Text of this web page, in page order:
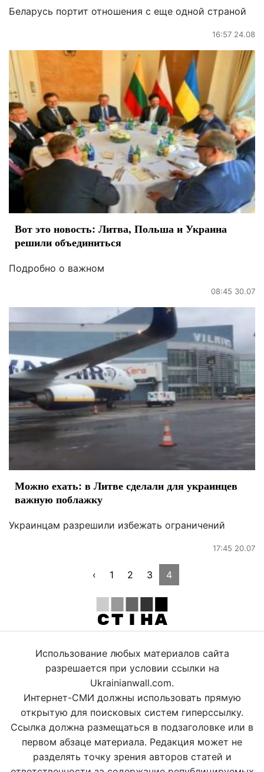
Беларусь портит отношения с еще одной страной
16:57 24.08
Вот это новость: Литва, Польша и Украина
решили объединиться
Подробно о важном
08:45 30.07
Можно ехать: в Литве сделали для украинцев
важную поблажку
Украинцам разрешили избежать ограничений
17:45 20.07
‹ 1 2 3 4
Использование любых материалов сайта
разрешается при условии ссылки на
Ukrainianwall.com.
Интернет-СМИ должны использовать прямую
открытую для поисковых систем гиперссылку.
Ссылка должна размещаться в подзаголовке или в
первом абзаце материала. Редакция может не
разделять точку зрения авторов статей и